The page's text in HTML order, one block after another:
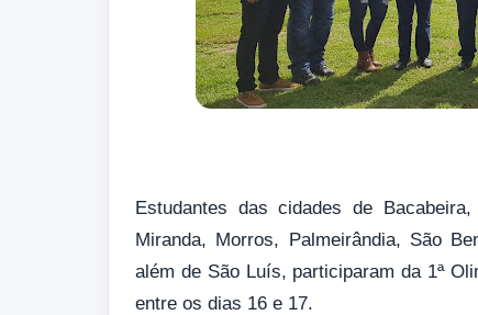
Estudantes das cidades de
Miranda, Morros, Palmeirândia, São
além de São Luís, participaram da 1ª
entre os dias 16 e 17.